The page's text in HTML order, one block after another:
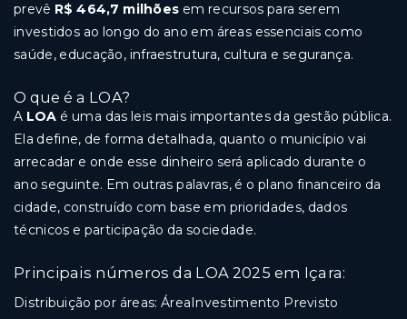
prevê R$ 464,7 milhões em recursos para serem
investidos ao longo do ano em áreas essenciais como
saúde, educação, infraestrutura, cultura e segurança.
O que é a LOA?
A LOA é uma das leis mais importantes da gestão pública.
Ela define, de forma detalhada, quanto o município vai
arrecadar e onde esse dinheiro será aplicado durante o
ano seguinte. Em outras palavras, é o plano financeiro da
cidade, construído com base em prioridades, dados
técnicos e participação da sociedade.
Principais números da LOA 2025 em Içara:
Distribuição por áreas: ÁreaInvestimento Previsto